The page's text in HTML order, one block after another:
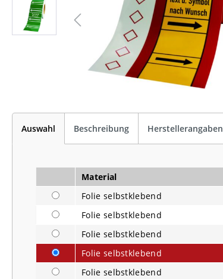
Auswahl Beschreibung Herstellerangaben
Material
Folie selbstklebend
Folie selbstklebend
Folie selbstklebend
Folie selbstklebend
Folie selbstklebend